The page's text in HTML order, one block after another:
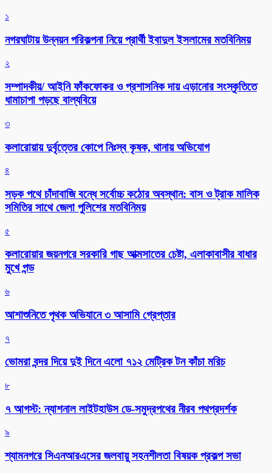
১
নগরঘাটায় উন্নয়ন পরিকল্পনা নিয়ে প্রার্থী ইবাদুল ইসলামের মতবিনিময়
২
সম্পাদকীয়/ আইনি ফাঁকফোকর ও প্রশাসনিক দায় এড়ানোর সংস্কৃতিতে
ধামাচাপা পড়ছে বাল্যবিয়ে
৩
কলারোয়ায় দুর্বৃত্তের কোপে নিঃস্ব কৃষক, থানায় অভিযোগ
৪
সড়ক পথে চাঁদাবাজি বন্ধে সর্বোচ্চ কঠোর অবস্থান: বাস ও ট্রাক মালিক
সমিতির সাথে জেলা পুলিশের মতবিনিময়
৫
কলারোয়ার জয়নগরে সরকারি গাছ আত্মসাতের চেষ্টা, এলাকাবাসীর বাধার
মুখে পন্ড
৬
আশাশুনিতে পৃথক অভিযানে ৩ আসামি গ্রেপ্তার
৭
ভোমরা বন্দর দিয়ে দুই দিনে এলো ৭১২ মেট্রিক টন কাঁচা মরিচ
৮
৭ আগস্ট: ন্যাশনাল লাইটহাউস ডে-সমুদ্রপথের নীরব পথপ্রদর্শক
৯
শ্যামনগরে সিএনআরএসের জলবায়ু সহনশীলতা বিষয়ক প্রকল্প সভা